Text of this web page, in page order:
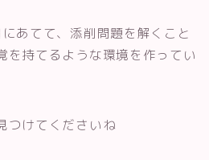
あてて、添削問題を解くこと
を持てるような環境を作ってい
つけてくださいね